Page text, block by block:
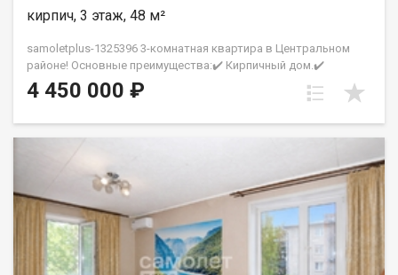
ответить на все ваши вопросы с 9:00 до 21:00​. Гарантия
на рынке недвижимости в городе Кемерово с 2010 года!
Петрухненко Валентина
кирпич, 3 этаж, 48 м²
samoletplus-1325396 3-комнатная квартира в Центральном
районе! Основные преимущества:✔️ Кирпичный дом.✔️
Комфортный 3 этаж из 5.✔️ Удобная планировка с тремя
комнатами.✔️ Просторная кухня.✔️ Пластиковые окна с видом
магазины и супермаркеты;- поликлиника №5;- парк Веры
Волошиной;- кинотеатр «Юбилейный»;- остановки
общественного транспорта.Большая парковка во дворе,
чистый подъезд и спокойные соседи.Звоните, чтобы
договориться о просмотре! АН «СамолётПлюс» на рынке
недвижимости Кемерово с 2010 года. Полное сопровождение
сделки Гарантия юридической чистоты сделки Фомина
4 450 000 ₽